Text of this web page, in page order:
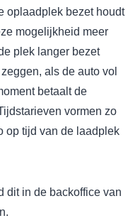
oplaadplek bezet houdt
mogelijkheid meer
plek langer bezet
als de auto vol
betaalt de
vormen zo
op tijd van de laadplek
dit in de backoffice van